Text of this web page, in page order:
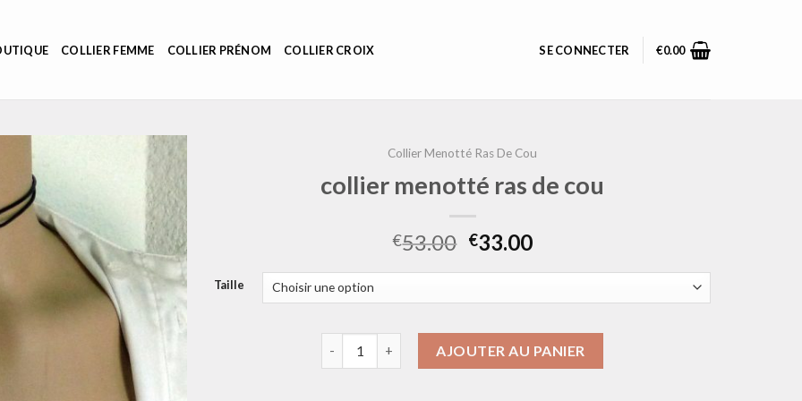
COLLIER FEMME COLLIER PRÉNOM COLLIER CROIX SE CONNECTER €0.00
Collier Menotté Ras De Cou
collier menotté ras de cou
€53.00 €33.00
Taille
AJOUTER AU PANIER